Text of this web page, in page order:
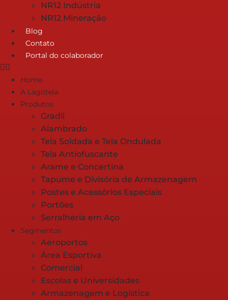
NR12 Indústria
NR12 Mineração
Blog
Contato
Portal do colaborador
Home
A Lagotela
Produtos
Gradil
Alambrado
Tela Soldada e Tela Ondulada
Tela Antiofuscante
Arame e Concertina
Tapume e Divisória de Armazenagem
Postes e Acessórios Especiais
Portões
Serralheria em Aço
Segmentos
Aeroportos
Área Esportiva
Comercial
Escolas e Universidades
Armazenagem e Logística